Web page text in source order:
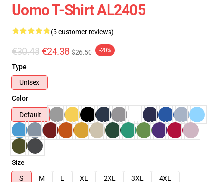
Uomo T-Shirt AL2405
(5 customer reviews)
€30.48 €24.38 $26.50 -20%
Type
Unisex
Color
Default
Size
S
M L XL 2XL 3XL
4XL